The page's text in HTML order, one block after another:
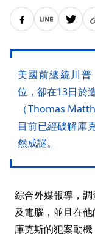
美國前總統川
位，卻在13日於
（Thomas
目前已經破解庫
然成謎。
綜合外媒報導，
及電腦，並且在
庫克斯的犯案動